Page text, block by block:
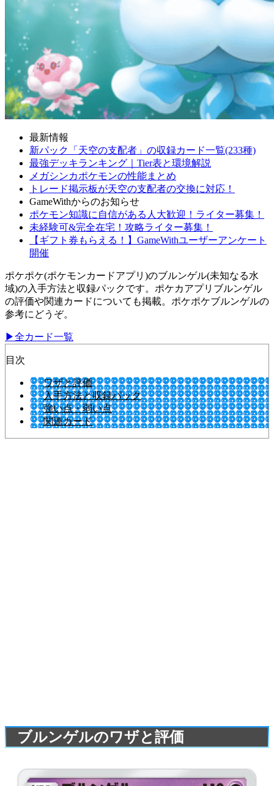
最新情報
新パック「天空の支配者」の収録カード一覧(233種)
最強デッキランキング｜Tier表と環境解説
メガシンカポケモンの性能まとめ
トレード掲示板が天空の支配者の交換に対応！
GameWithからのお知らせ
ポケモン知識に自信がある人大歓迎！ライター募集！
未経験可&完全在宅！攻略ライター募集！
【ギフト券もらえる！】GameWithユーザーアンケート
開催
ポケポケ(ポケモンカードアプリ)のブルンゲル(未知なる水
域)の入手方法と収録パックです。ポケカアプリブルンゲル
の評価や関連カードについても掲載。ポケポケブルンゲルの
参考にどうぞ。
▶全カード一覧
目次
ワザと評価
入手方法と収録パック
強い点・弱い点
関連カード
ブルンゲルのワザと評価